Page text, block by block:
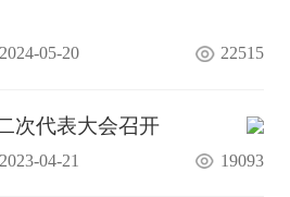
2024-05-20 22515
次代表大会召开
2023-04-21 19093